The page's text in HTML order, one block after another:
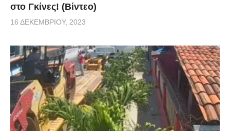
στο Γκίνες! (Βίντεο)
16 ΔΕΚΕΜΒΡΊΟΥ, 2023